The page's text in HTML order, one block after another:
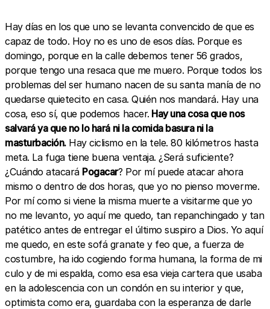
Hay días en los que uno se levanta convencido de que es
capaz de todo. Hoy no es uno de esos días. Porque es
domingo, porque en la calle debemos tener 56 grados,
porque tengo una resaca que me muero. Porque todos los
problemas del ser humano nacen de su santa manía de no
quedarse quietecito en casa. Quién nos mandará. Hay una
cosa, eso sí, que podemos hacer. Hay una cosa que nos
salvará ya que no lo hará ni la comida basura ni la
masturbación.Hay ciclismo en la tele. 80 kilómetros hasta
meta. La fuga tiene buena ventaja. ¿Será suficiente?
¿Cuándo atacará Pogacar? Por mí puede atacar ahora
mismo o dentro de dos horas, que yo no pienso moverme.
Por mí como si viene la misma muerte a visitarme que yo
no me levanto, yo aquí me quedo, tan repanchingado y tan
patético antes de entregar el último suspiro a Dios. Yo aquí
me quedo, en este sofá granate y feo que, a fuerza de
costumbre, ha ido cogiendo forma humana, la forma de mi
culo y de mi espalda, como esa esa vieja cartera que usaba
en la adolescencia con un condón en su interior y que,
optimista como era, guardaba con la esperanza de darle